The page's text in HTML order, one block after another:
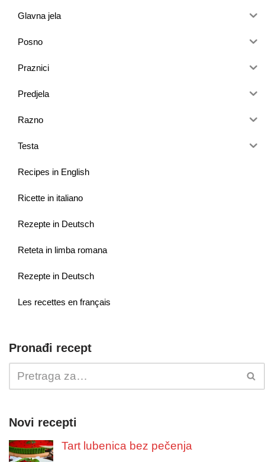
Glavna jela
Posno
Praznici
Predjela
Razno
Testa
Recipes in English
Ricette in italiano
Rezepte in Deutsch
Reteta in limba romana
Rezepte in Deutsch
Les recettes en français
Pronađi recept
Novi recepti
Tart lubenica bez pečenja